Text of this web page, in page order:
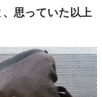
思っていた以上